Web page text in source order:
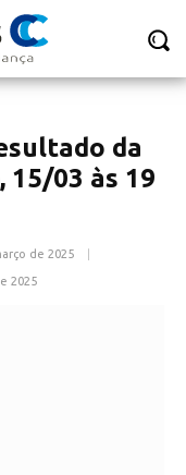
da
15/03 às 19
de 2025
2025